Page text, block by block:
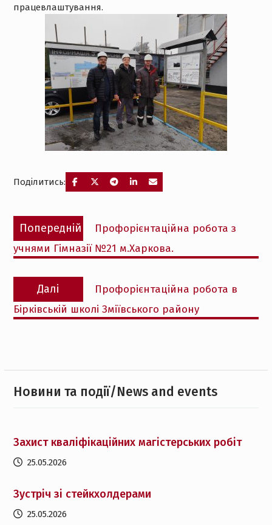
працевлаштування.
Поділитись:
Навігація
записів
Попередній
Попередній
запис:
Профорієнтаційна робота з
учнями Гімназії №21 м.Харкова.
Далі
Наступний
запис:
Профорієнтаційна робота в
Бірківській школі Зміївського району
Новини та події/News and events
Захист кваліфікаційних магістерських робіт
25.05.2026
Зустріч зі стейкхолдерами
25.05.2026